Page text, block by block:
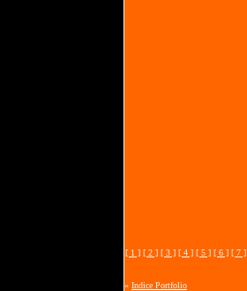
[ 1 ] [ 2 ] [ 3 ] [ 4 ] [ 5 ] [ 6 ] [ 7 ]
« Indice Portfolio